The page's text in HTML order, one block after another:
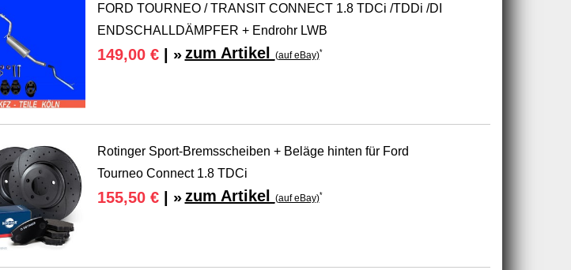
FORD TOURNEO / TRANSIT CONNECT 1.8 TDCi /TDDi /DI
ENDSCHALLDÄMPFER + Endrohr LWB
149,00 €| » zum Artikel (auf eBay)*
Rotinger Sport-Bremsscheiben + Beläge hinten für Ford
Tourneo Connect 1.8 TDCi
155,50 €| » zum Artikel (auf eBay)*